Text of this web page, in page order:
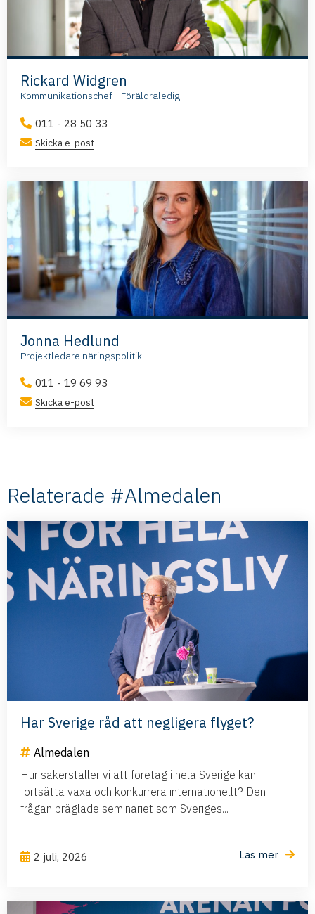
Rickard Widgren
Kommunikationschef - Föräldraledig
011 - 28 50 33
Skicka e-post
Jonna Hedlund
Projektledare näringspolitik
011 - 19 69 93
Skicka e-post
Relaterade #Almedalen
Har Sverige råd att negligera flyget?
Almedalen
Hur säkerställer vi att företag i hela Sverige kan
fortsätta växa och konkurrera internationellt? Den
frågan präglade seminariet som Sveriges...
2 juli, 2026 Läs mer